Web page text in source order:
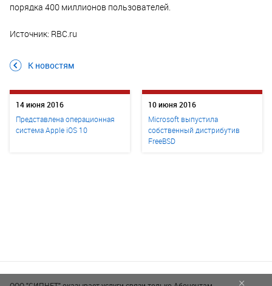
порядка 400 миллионов пользователей.
Источник: RBC.ru
К новостям
14 июня 2016
Представлена операционная
система Apple iOS 10
10 июня 2016
Microsoft выпустила
собственный дистрибутив
FreeBSD
×